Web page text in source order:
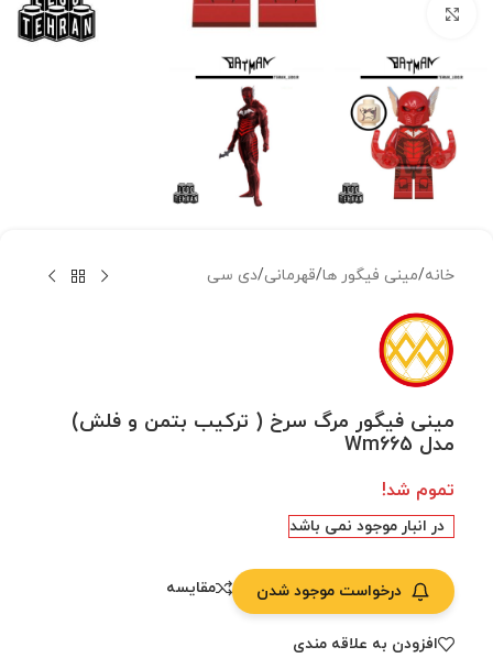
خانه/مینی فیگور ها/قهرمانی/دی سی
مینی فیگور مرگ سرخ ( ترکیب بتمن و فلش)
مدل Wm665
تموم شد!
در انبار موجود نمی باشد
درخواست موجود شدن مقایسه
افزودن به علاقه مندی